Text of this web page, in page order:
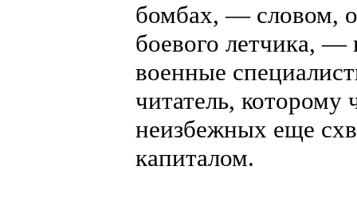
бомбах, — словом,
боевого летчика, —
военные
читатель, которому
неизбежных еще
капиталом.